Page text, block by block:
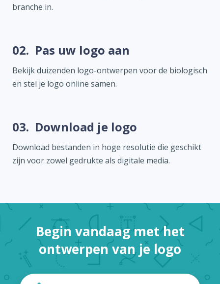
branche in.
02. Pas uw logo aan
Bekijk duizenden logo-ontwerpen voor de biologisch
en stel je logo online samen.
03. Download je logo
Download bestanden in hoge resolutie die geschikt
zijn voor zowel gedrukte als digitale media.
Begin vandaag met het
ontwerpen van je logo